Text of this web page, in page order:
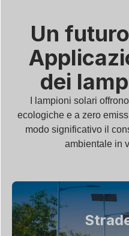
Un
dei
I lampioni solari
ecologiche e a zero
modo significativo il
ambientale in